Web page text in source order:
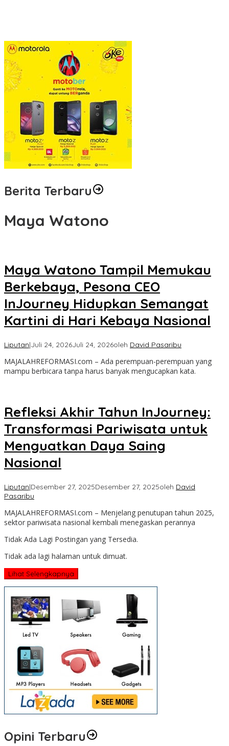
Berita Terbaru
Maya Watono
Maya Watono Tampil Memukau
Berkebaya, Pesona CEO
InJourney Hidupkan Semangat
Kartini di Hari Kebaya Nasional
Liputan|Juli 24, 2026Juli 24, 2026oleh David Pasaribu
MAJALAHREFORMASI.com – Ada perempuan-perempuan yang
mampu berbicara tanpa harus banyak mengucapkan kata.
Refleksi Akhir Tahun InJourney:
Transformasi Pariwisata untuk
Menguatkan Daya Saing
Nasional
Liputan|Desember 27, 2025Desember 27, 2025oleh David
Pasaribu
MAJALAHREFORMASI.com – Menjelang penutupan tahun 2025,
sektor pariwisata nasional kembali menegaskan perannya
Tidak Ada Lagi Postingan yang Tersedia.
Tidak ada lagi halaman untuk dimuat.
Lihat Selengkapnya
Opini Terbaru